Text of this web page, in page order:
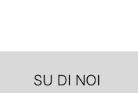
SU DI NOI